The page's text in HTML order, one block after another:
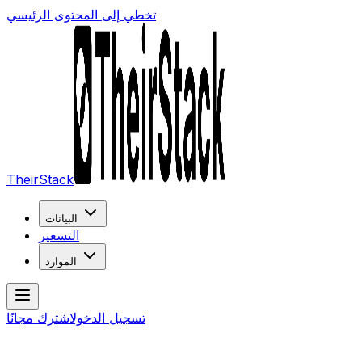
تخطي إلى المحتوى الرئيسي
TheirStack
البيانات
التسعير
الموارد
تسجيل الدخولاشترك مجانًا